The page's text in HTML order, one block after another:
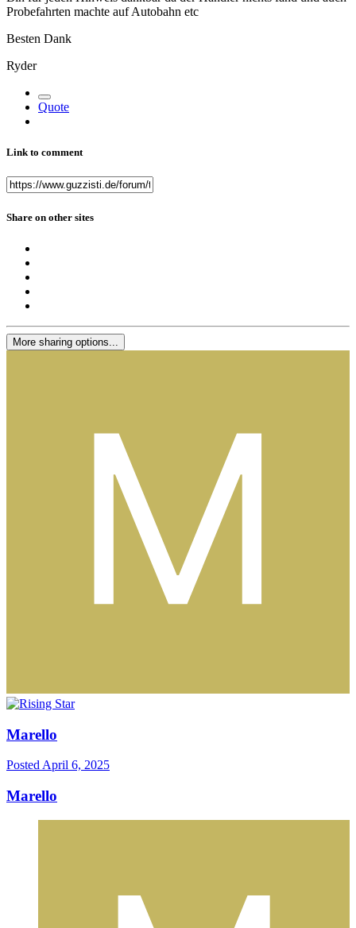
Probefahrten machte auf Autobahn etc
Besten Dank
Ryder
Quote
Link to comment
Share on other sites
More sharing options...
Marello
Posted April 6, 2025
Marello